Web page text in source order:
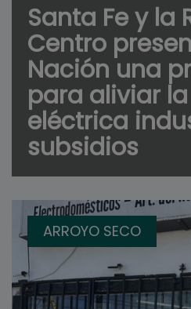
Santa Fe y la
Centro
Nación una
para aliviar
eléctrica
subsidios
ARROYO SECO